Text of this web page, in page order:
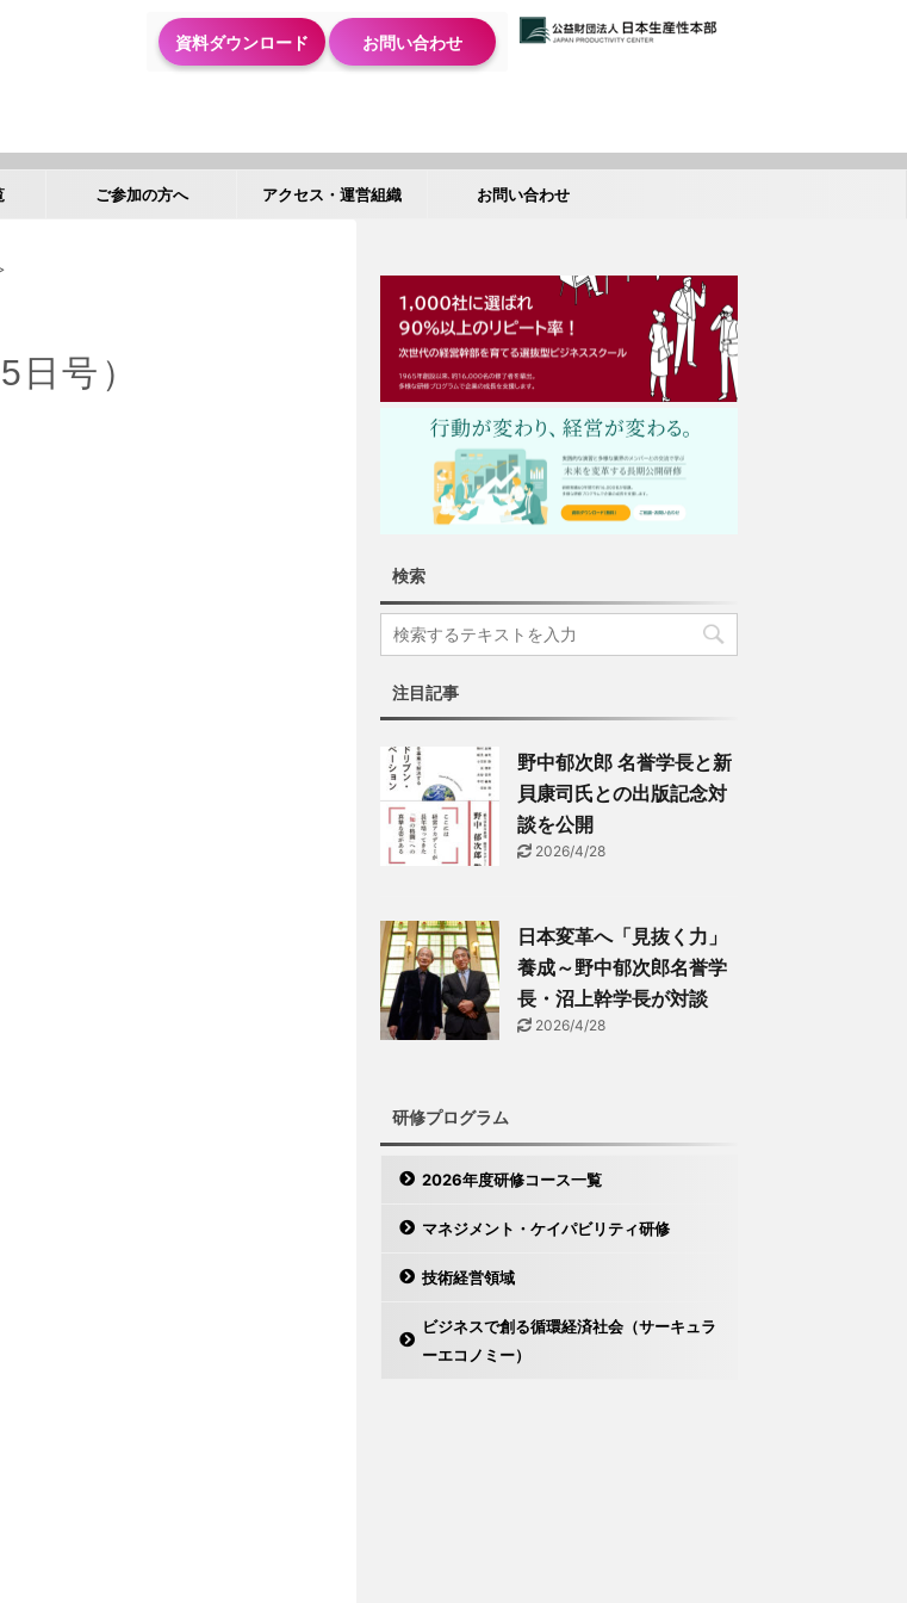
資料ダウンロード お問い合わせ
ご参加の方へ アクセス・運営組織 お問い合わせ
号）
検索
注目記事
野中郁次郎 名誉学長と新
貝康司氏との出版記念対
談を公開
2026/4/28
日本変革へ「見抜く力」
養成～野中郁次郎名誉学
長・沼上幹学長が対談
2026/4/28
研修プログラム
2026年度研修コース一覧
マネジメント・ケイパビリティ研修
技術経営領域
ビジネスで創る循環経済社会（サーキュラ
ーエコノミー）